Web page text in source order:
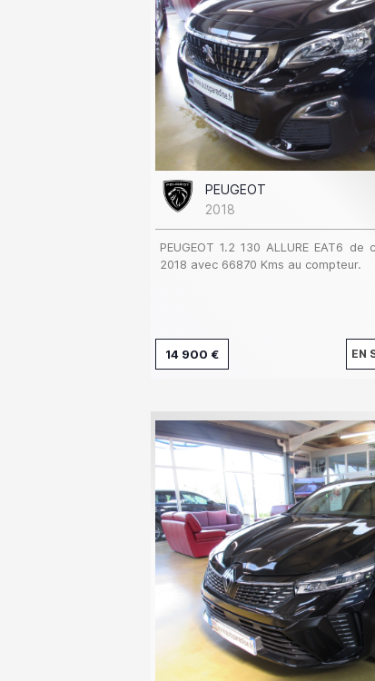
PEUGEOT
2018
PEUGEOT 1.2 130 ALLURE EAT6 de
2018 avec 66870 Kms au compteur.
14 900 € EN